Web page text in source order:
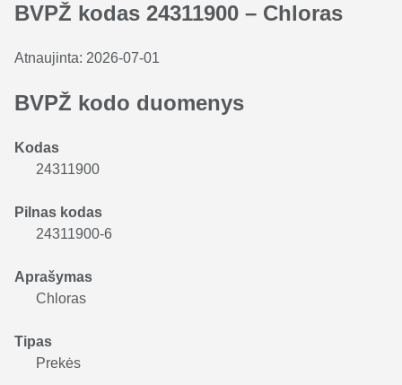
BVPŽ kodas 24311900 – Chloras
Atnaujinta: 2026-07-01
BVPŽ kodo duomenys
Kodas
24311900
Pilnas kodas
24311900-6
Aprašymas
Chloras
Tipas
Prekės